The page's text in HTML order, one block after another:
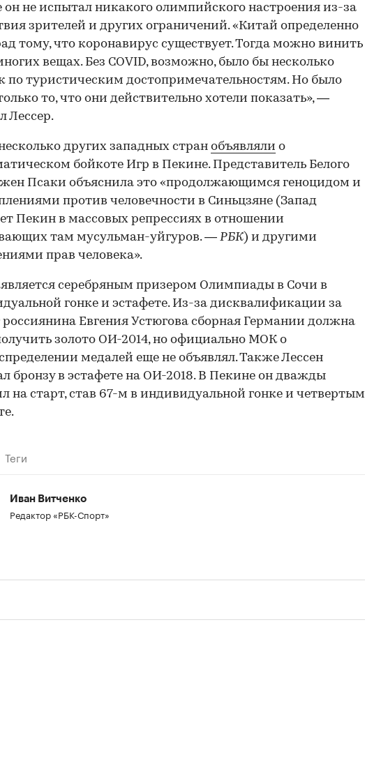
он не испытал никакого олимпийского настроения из-за
зрителей и других ограничений. «Китай определенно
тому, что коронавирус существует. Тогда можно винить
вещах. Без COVID, возможно, было бы несколько
по туристическим достопримечательностям. Но было
то, что они действительно хотели показать», —
Лессер.
других западных стран объявляли о
бойкоте Игр в Пекине. Представитель Белого
Псаки объяснила это «продолжающимся геноцидом и
против человечности в Синьцзяне (Запад
Пекин в массовых репрессиях в отношении
там мусульман-уйгуров. — РБК) и другими
прав человека».
является серебряным призером Олимпиады в Сочи в
гонке и эстафете. Из-за дисквалификации за
россиянина Евгения Устюгова сборная Германии должна
золото ОИ-2014, но официально МОК о
медалей еще не объявлял. Также Лессен
бронзу в эстафете на ОИ-2018. В Пекине он дважды
на старт, став 67-м в индивидуальной гонке и четвертым
Теги
Иван Витченко
Редактор «РБК-Спорт»